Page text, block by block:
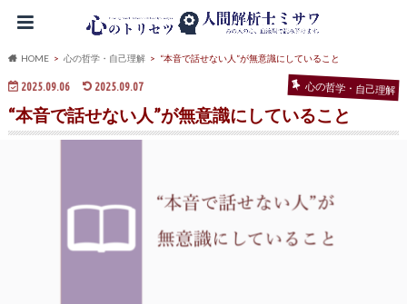
HOME 心の哲学・自己理解 “本音で話せない人”が無意識にしていること
2025.09.06 2025.09.07 心の哲学・自己理解
“本音で話せない人”が無意識にしていること